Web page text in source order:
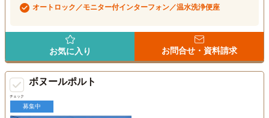
オートロック／モニター付インターフォン／温水洗浄便座
お気に入り お問合せ・資料請求
チェック
ボヌールポルト
募集中